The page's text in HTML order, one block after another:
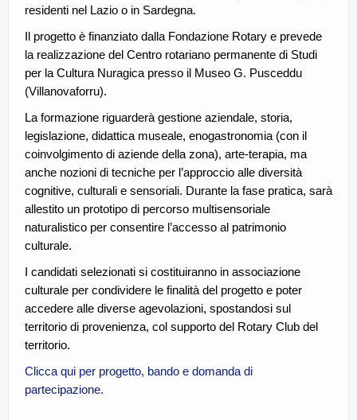
residenti nel Lazio o in Sardegna.
Il progetto è finanziato dalla Fondazione Rotary e prevede
la realizzazione del Centro rotariano permanente di Studi
per la Cultura Nuragica presso il Museo G. Pusceddu
(Villanovaforru).
La formazione riguarderà gestione aziendale, storia,
legislazione, didattica museale, enogastronomia (con il
coinvolgimento di aziende della zona), arte-terapia, ma
anche nozioni di tecniche per l’approccio alle diversità
cognitive, culturali e sensoriali. Durante la fase pratica, sarà
allestito un prototipo di percorso multisensoriale
naturalistico per consentire l’accesso al patrimonio
culturale.
I candidati selezionati si costituiranno in associazione
culturale per condividere le finalità del progetto e poter
accedere alle diverse agevolazioni, spostandosi sul
territorio di provenienza, col supporto del Rotary Club del
territorio.
Clicca qui per progetto, bando e domanda di
partecipazione.